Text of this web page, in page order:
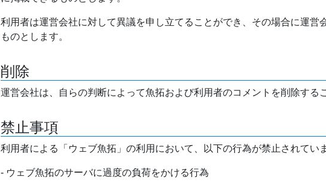
利用者は運営会社に対して異議を申し立てることができ、その場合に運営
ものとします。
削除
運営会社は、自らの判断によって魚拓および利用者のコメントを削除する
禁止事項
利用者による「ウェブ魚拓」の利用において、以下の行為が禁止されてい
- ウェブ魚拓のサーバに過度の負荷をかける行為